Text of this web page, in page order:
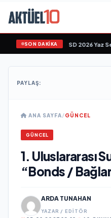
SON DAKİKA
Eseri UPSD 2026 Yaz
PAYLAŞ:
ANA SAYFA/GÜNCEL
GÜNCEL
1. Uluslararası
“Bonds /
ARDA TUNAHAN
YAZAR / EDITÖR